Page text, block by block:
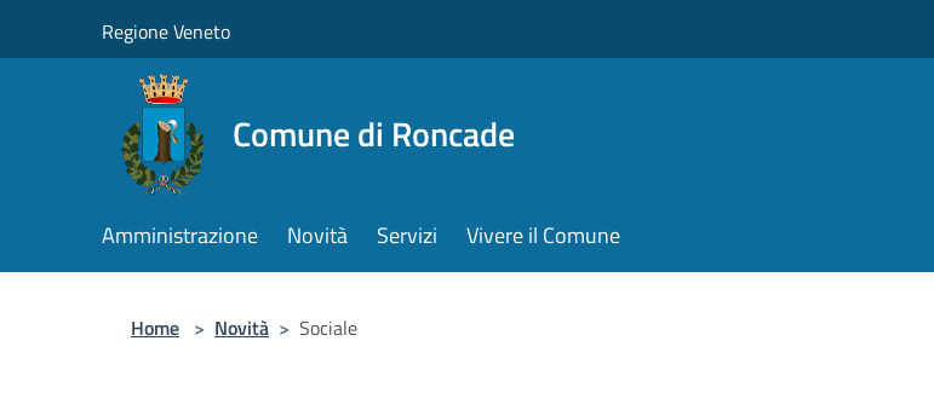
Regione Veneto
Comune di Roncade
Amministrazione Novità Servizi Vivere il Comune
Home > Novità > Sociale